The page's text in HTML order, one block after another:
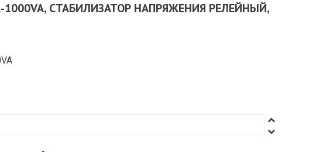
1000VA, СТАБИЛИЗАТОР НАПРЯЖЕНИЯ РЕЛЕЙНЫЙ,